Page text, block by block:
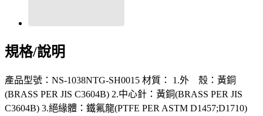
規格/說明
產品型號：NS-1038NTG-SH0015 材質： 1.外 殼：黃銅
(BRASS PER JIS C3604B) 2.中心針：黃銅(BRASS PER JIS
C3604B) 3.絕緣體：鐵氟龍(PTFE PER ASTM D1457;D1710)